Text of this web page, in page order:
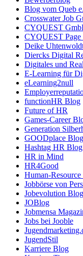
Blog vom Queb
Crosswater Job
CYQUEST
CYQUEST Page
Deike
Diercks Digital
Digitales und
E-Learning für
eLearning2null
functionHR Blog
Future of HR
Games-Career
Generation
GOODplace Blog
Hashtag HR Blog
HR in Mind
HR4Good
Human-
Jobbörse von
Jobevolution Blog
JOBlog
Jobmensa
Jobs bei Jooble
JugendStil
Karriere Blog